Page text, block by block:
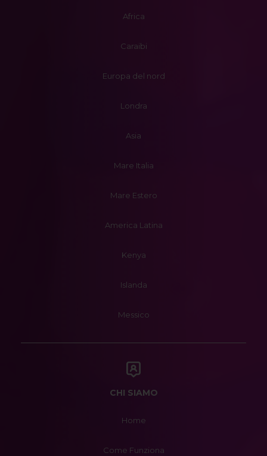
Africa
Caraibi
Europa del nord
Londra
Asia
Mare Italia
Mare Estero
America Latina
Kenya
Islanda
Messico
CHI SIAMO
Home
Come Funziona